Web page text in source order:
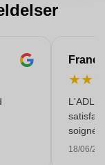
★★
L'ADL
soigné
18/06/